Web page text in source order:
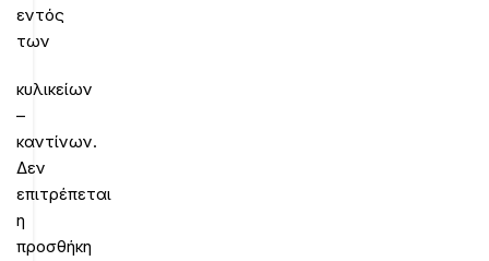
εντός
των
κυλικείων
–
καντίνων.
Δεν
επιτρέπεται
η
προσθήκη